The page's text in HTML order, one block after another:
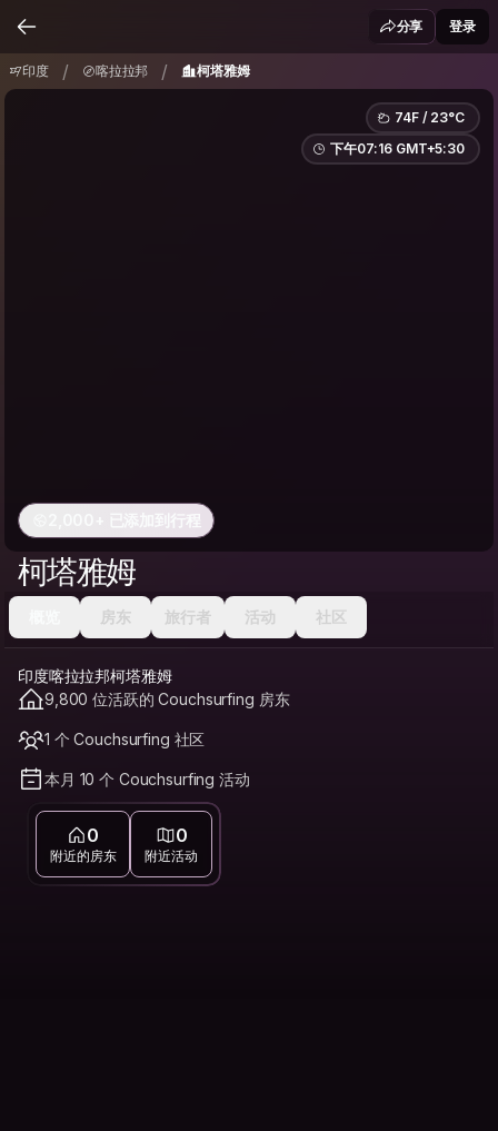
分享 登录
印度 / 喀拉拉邦 / 柯塔雅姆
74F / 23°C
下午07:16 GMT+5:30
2,000+ 已添加到行程
柯塔雅姆
房东 旅行者 活动 社区
印度喀拉拉邦柯塔雅姆
9,800 位活跃的 Couchsurfing 房东
1 个 Couchsurfing 社区
本月 10 个 Couchsurfing 活动
0
附近的房东
0
附近活动